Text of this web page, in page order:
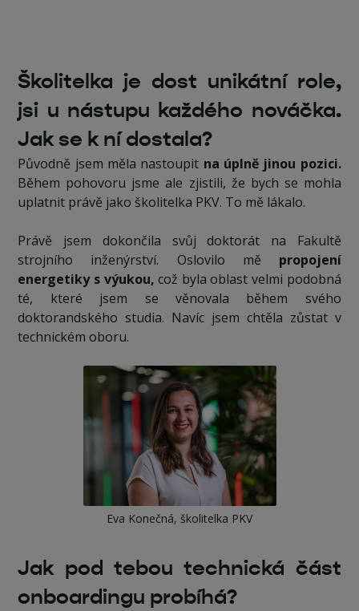
Školitelka je dost unikátní role,
jsi u nástupu každého nováčka.
Jak se k ní dostala?
Původně jsem měla nastoupit na úplně jinou pozici.
Během pohovoru jsme ale zjistili, že bych se mohla
uplatnit právě jako školitelka PKV. To mě lákalo.
Právě jsem dokončila svůj doktorát na Fakultě
strojního inženýrství. Oslovilo mě propojení
energetiky s výukou, což byla oblast velmi podobná
té, které jsem se věnovala během svého
doktorandského studia. Navíc jsem chtěla zůstat v
technickém oboru.
Eva Konečná, školitelka PKV
Jak pod tebou technická část
onboardingu probíhá?